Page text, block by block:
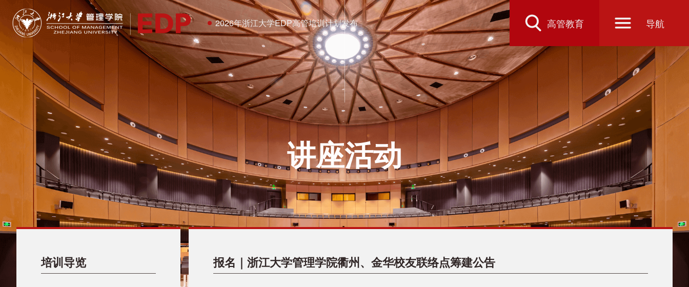
欢迎来校、实地考察、当面交流！
企业定制化内训、契合企业发展所需
2026年浙江大学EDP高管培训计划发布
培养引领中国发展的健康力量
全国干部教育培训浙江大学基地
高管教育 导航
讲座活动
培训导览 报名｜浙江大学管理学院衢州、金华校友联络点筹建公告